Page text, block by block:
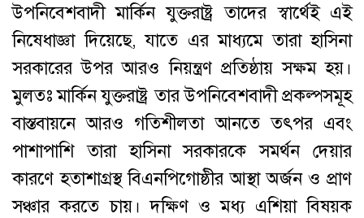
উপনিবেশবাদী মার্কিন যুক্তরাষ্ট্র তাদের স্বার্থেই এই
নিষেধাজ্ঞা দিয়েছে, যাতে এর মাধ্যমে তারা হাসিনা
সরকারের উপর আরও নিয়ন্ত্রণ প্রতিষ্ঠায় সক্ষম হয়।
মুলতঃ মার্কিন যুক্তরাষ্ট্র তার উপনিবেশবাদী প্রকল্পসমূহ
বাস্তবায়নে আরও গতিশীলতা আনতে তৎপর এবং
পাশাপাশি তারা হাসিনা সরকারকে সমর্থন দেয়ার
কারণে হতাশাগ্রস্থ বিএনপিগোষ্ঠীর আস্থা অর্জন ও প্রাণ
সঞ্চার করতে চায়। দক্ষিণ ও মধ্য এশিয়া বিষয়ক